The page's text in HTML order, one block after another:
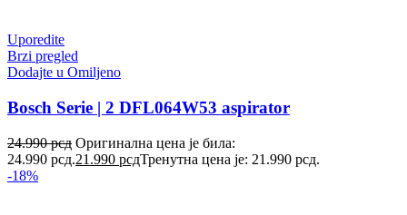
Uporedite
Brzi pregled
Dodajte u Omiljeno
Bosch Serie | 2 DFL064W53 aspirator
24.990рсд Оригинална цена је била:
24.990 рсд.21.990 рсдТренутна цена је: 21.990 рсд.
-18%